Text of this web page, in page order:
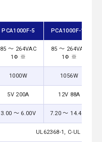
PCA1000F-5 PCA1000F-12
85 ～ 264VAC
1Φ ※
85 ～ 264VAC
1Φ ※
1000W 1056W
5V 200A 12V 88A
3.00 ～ 6.00V 7.20 ～ 14.40V
UL62368-1, C-UL